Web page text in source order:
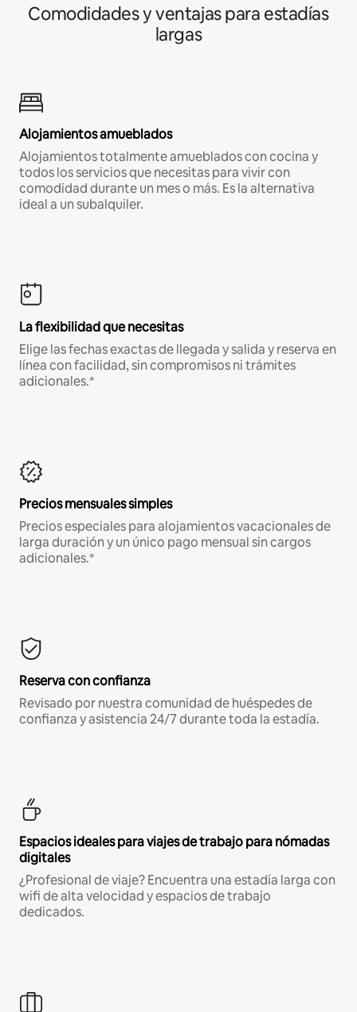
Comodidades y ventajas para estadías
largas
Alojamientos amueblados
Alojamientos totalmente amueblados con cocina y
todos los servicios que necesitas para vivir con
comodidad durante un mes o más. Es la alternativa
ideal a un subalquiler.
La flexibilidad que necesitas
Elige las fechas exactas de llegada y salida y reserva en
línea con facilidad, sin compromisos ni trámites
adicionales.*
Precios mensuales simples
Precios especiales para alojamientos vacacionales de
larga duración y un único pago mensual sin cargos
adicionales.*
Reserva con confianza
Revisado por nuestra comunidad de huéspedes de
confianza y asistencia 24/7 durante toda la estadía.
Espacios ideales para viajes de trabajo para nómadas
digitales
¿Profesional de viaje? Encuentra una estadía larga con
wifi de alta velocidad y espacios de trabajo
dedicados.